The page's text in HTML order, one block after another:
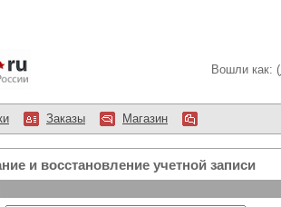
Вошли как: (
Заказы Магазин
и восстановление учетной записи